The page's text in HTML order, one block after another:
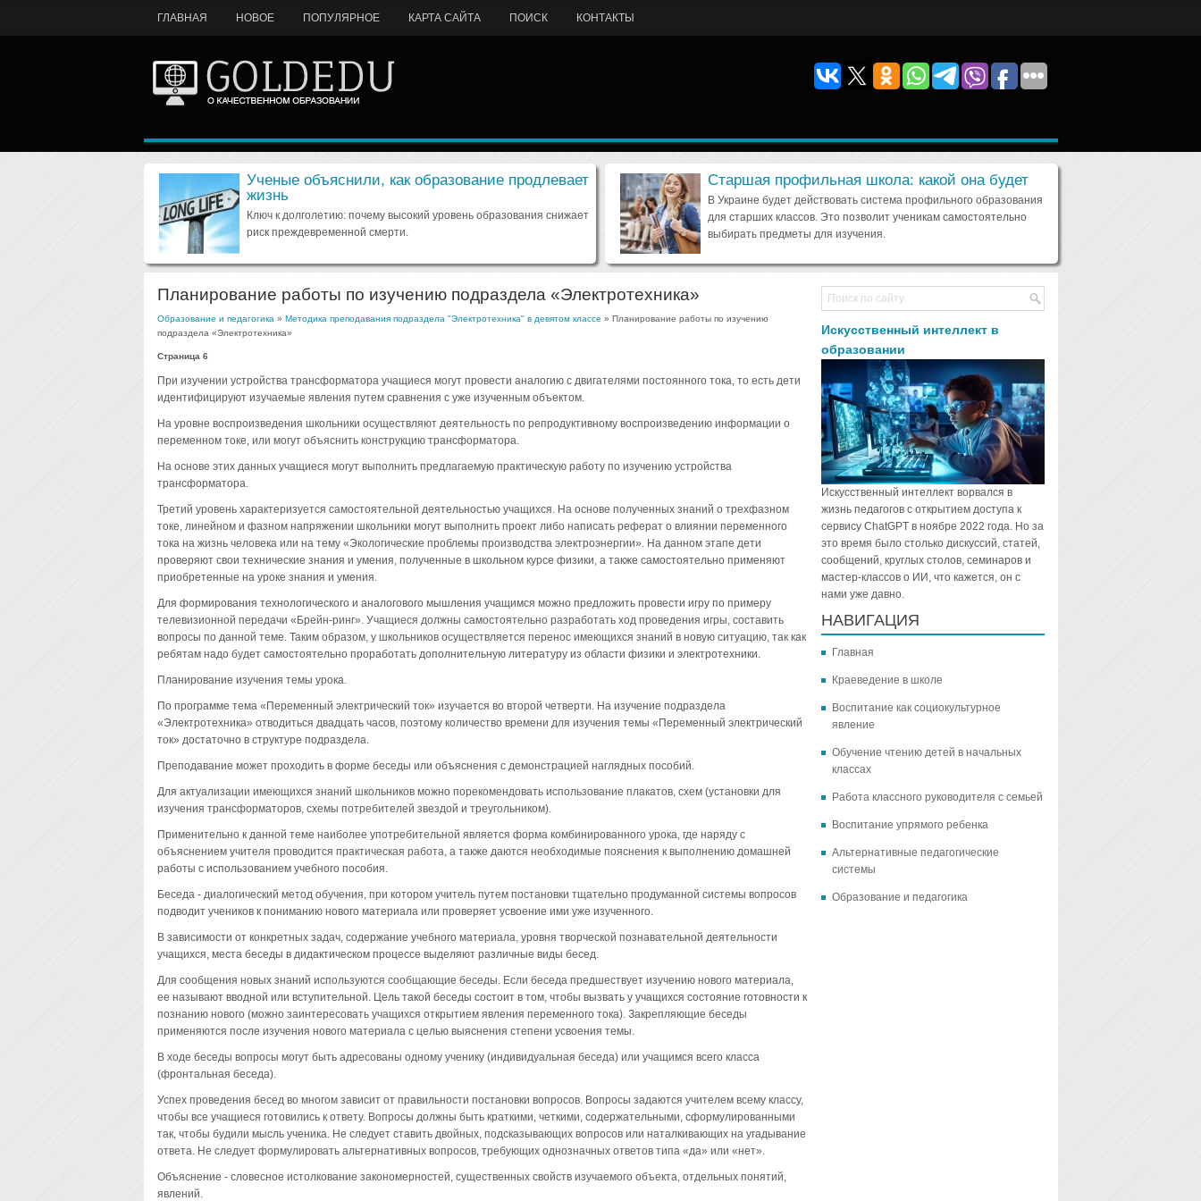
ГЛАВНАЯ НОВОЕ ПОПУЛЯРНОЕ КАРТА САЙТА ПОИСК КОНТАКТЫ
Ученые объяснили, как образование продлевает
жизнь
Ключ к долголетию: почему высокий уровень образования снижает
риск преждевременной смерти.
Старшая профильная школа: какой она будет
В Украине будет действовать система профильного образования
для старших классов. Это позволит ученикам самостоятельно
выбирать предметы для изучения.
Планирование работы по изучению подраздела «Электротехника»
Образование и педагогика » Методика преподавания подраздела "Электротехника" в девятом классе » Планирование работы по изучению
подраздела «Электротехника»
Страница 6
При изучении устройства трансформатора учащиеся могут провести аналогию с двигателями постоянного тока, то есть дети
идентифицируют изучаемые явления путем сравнения с уже изученным объектом.
На уровне воспроизведения школьники осуществляют деятельность по репродуктивному воспроизведению информации о
переменном токе, или могут объяснить конструкцию трансформатора.
На основе этих данных учащиеся могут выполнить предлагаемую практическую работу по изучению устройства
трансформатора.
Третий уровень характеризуется самостоятельной деятельностью учащихся. На основе полученных знаний о трехфазном
токе, линейном и фазном напряжении школьники могут выполнить проект либо написать реферат о влиянии переменного
тока на жизнь человека или на тему «Экологические проблемы производства электроэнергии». На данном этапе дети
проверяют свои технические знания и умения, полученные в школьном курсе физики, а также самостоятельно применяют
приобретенные на уроке знания и умения.
Для формирования технологического и аналогового мышления учащимся можно предложить провести игру по примеру
телевизионной передачи «Брейн-ринг». Учащиеся должны самостоятельно разработать ход проведения игры, составить
вопросы по данной теме. Таким образом, у школьников осуществляется перенос имеющихся знаний в новую ситуацию, так как
ребятам надо будет самостоятельно проработать дополнительную литературу из области физики и электротехники.
Планирование изучения темы урока.
По программе тема «Переменный электрический ток» изучается во второй четверти. На изучение подраздела
«Электротехника» отводиться двадцать часов, поэтому количество времени для изучения темы «Переменный электрический
ток» достаточно в структуре подраздела.
Преподавание может проходить в форме беседы или объяснения с демонстрацией наглядных пособий.
Для актуализации имеющихся знаний школьников можно порекомендовать использование плакатов, схем (установки для
изучения трансформаторов, схемы потребителей звездой и треугольником).
Применительно к данной теме наиболее употребительной является форма комбинированного урока, где наряду с
объяснением учителя проводится практическая работа, а также даются необходимые пояснения к выполнению домашней
работы с использованием учебного пособия.
Беседа - диалогический метод обучения, при котором учитель путем постановки тщательно продуманной системы вопросов
подводит учеников к пониманию нового материала или проверяет усвоение ими уже изученного.
В зависимости от конкретных задач, содержание учебного материала, уровня творческой познавательной деятельности
учащихся, места беседы в дидактическом процессе выделяют различные виды бесед.
Для сообщения новых знаний используются сообщающие беседы. Если беседа предшествует изучению нового материала,
ее называют вводной или вступительной. Цель такой беседы состоит в том, чтобы вызвать у учащихся состояние готовности к
познанию нового (можно заинтересовать учащихся открытием явления переменного тока). Закрепляющие беседы
применяются после изучения нового материала с целью выяснения степени усвоения темы.
В ходе беседы вопросы могут быть адресованы одному ученику (индивидуальная беседа) или учащимся всего класса
(фронтальная беседа).
Успех проведения бесед во многом зависит от правильности постановки вопросов. Вопросы задаются учителем всему классу,
чтобы все учащиеся готовились к ответу. Вопросы должны быть краткими, четкими, содержательными, сформулированными
так, чтобы будили мысль ученика. Не следует ставить двойных, подсказывающих вопросов или наталкивающих на угадывание
ответа. Не следует формулировать альтернативных вопросов, требующих однозначных ответов типа «да» или «нет».
Объяснение - словесное истолкование закономерностей, существенных свойств изучаемого объекта, отдельных понятий,
явлений.
Искусственный интеллект в
образовании
Искусственный интеллект ворвался в
жизнь педагогов с открытием доступа к
сервису ChatGPT в ноябре 2022 года. Но за
это время было столько дискуссий, статей,
сообщений, круглых столов, семинаров и
мастер-классов о ИИ, что кажется, он с
нами уже давно.
НАВИГАЦИЯ
Главная
Краеведение в школе
Воспитание как социокультурное
явление
Обучение чтению детей в начальных
классах
Работа классного руководителя с семьей
Воспитание упрямого ребенка
Альтернативные педагогические
системы
Образование и педагогика